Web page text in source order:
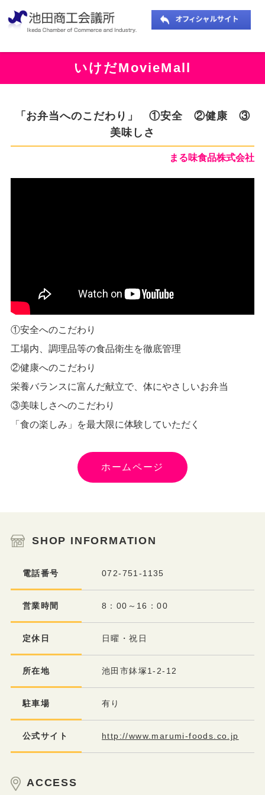
いけだMovieMall
「お弁当へのこだわり」 ①安全 ②健康 ③
美味しさ
まる味食品株式会社
①安全へのこだわり
工場内、調理品等の食品衛生を徹底管理
②健康へのこだわり
栄養バランスに富んだ献立で、体にやさしいお弁当
③美味しさへのこだわり
「食の楽しみ」を最大限に体験していただく
ホームページ
SHOP INFORMATION
電話番号 072-751-1135
営業時間 8：00～16：00
定休日 日曜・祝日
所在地 池田市鉢塚1-2-12
駐車場 有り
公式サイト http://www.marumi-foods.co.jp
ACCESS